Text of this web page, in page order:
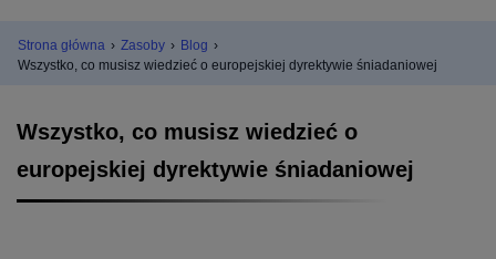
Strona główna › Zasoby › Blog ›
Wszystko, co musisz wiedzieć o europejskiej dyrektywie śniadaniowej
Wszystko, co musisz wiedzieć o
europejskiej dyrektywie śniadaniowej